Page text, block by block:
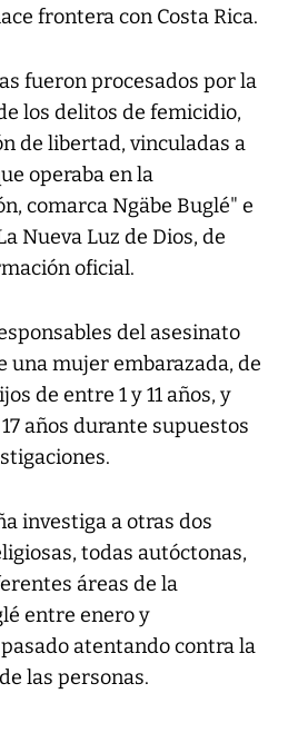
frontera con Costa Rica.
fueron procesados por la
los delitos de femicidio,
de libertad, vinculadas a
operaba en la
comarca Ngäbe Buglé" e
Nueva Luz de Dios, de
oficial.
del asesinato
una mujer embarazada, de
de entre 1 y 11 años, y
años durante supuestos
investiga a otras dos
todas autóctonas,
áreas de la
entre enero y
atentando contra la
las personas.